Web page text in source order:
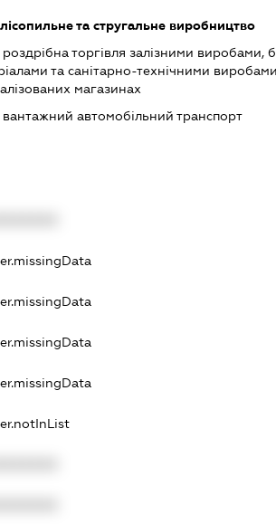
лісопильне та стругальне виробництво
роздрібна торгівля залізними виробами,
та санітарно-технічними
магазинах
вантажний автомобільний транспорт